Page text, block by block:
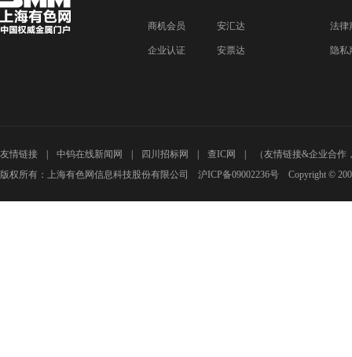
商机会员
企业认证
安汇达
安票达
法律
隐私
友情链接 中钨在线新闻网 四川招标网 查IC网
（友情链接&企业合作
版权所有：上海有色网信息科技股份有限公司 沪ICP备09002236号 Copyright ©